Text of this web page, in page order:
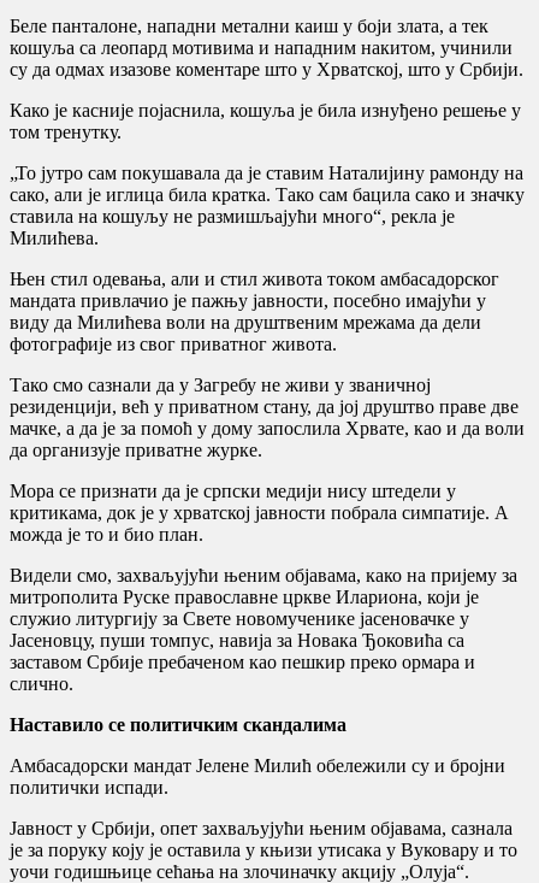
Беле панталоне, нападни метални каиш у боји злата, а тек
кошуља са леопард мотивима и нападним накитом, учинили
су да одмах изазове коментаре што у Хрватској, што у Србији.
Како је касније појаснила, кошуља је била изнуђено решење у
том тренутку.
„То јутро сам покушавала да је ставим Наталијину рамонду на
сако, али је иглица била кратка. Тако сам бацила сако и значку
ставила на кошуљу не размишљајући много“, рекла је
Милићева.
Њен стил одевања, али и стил живота током амбасадорског
мандата привлачио је пажњу јавности, посебно имајући у
виду да Милићева воли на друштвеним мрежама да дели
фотографије из свог приватног живота.
Тако смо сазнали да у Загребу не живи у званичној
резиденцији, већ у приватном стану, да јој друштво праве две
мачке, а да је за помоћ у дому запослила Хрвате, као и да воли
да организује приватне журке.
Мора се признати да је српски медији нису штедели у
критикама, док је у хрватској јавности побрала симпатије. А
можда је то и био план.
Видели смо, захваљујући њеним објавама, како на пријему за
митрополита Руске православне цркве Илариона, који је
служио литургију за Свете новомученике јасеновачке у
Јасеновцу, пуши томпус, навија за Новака Ђоковића са
заставом Србије пребаченом као пешкир преко ормара и
слично.
Наставило се политичким скандалима
Амбасадорски мандат Јелене Милић обележили су и бројни
политички испади.
Јавност у Србији, опет захваљујући њеним објавама, сазнала
је за поруку коју је оставила у књизи утисака у Вуковару и то
уочи годишњице сећања на злочиначку акцију „Олуја“.